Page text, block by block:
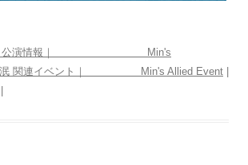
泯 公演情報｜ Min's
泯 関連イベント｜ Min's Allied Event